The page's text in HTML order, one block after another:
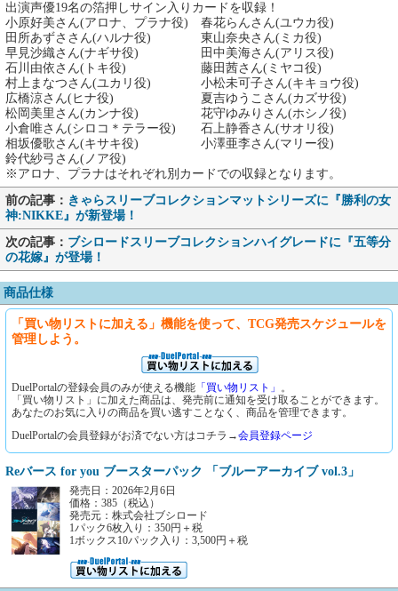
出演声優19名の箔押しサイン入りカードを収録！
小原好美さん(アロナ、プラナ役) 春花らんさん(ユウカ役)
田所あずささん(ハルナ役) 東山奈央さん(ミカ役)
早見沙織さん(ナギサ役) 田中美海さん(アリス役)
石川由依さん(トキ役) 藤田茜さん(ミヤコ役)
村上まなつさん(ユカリ役) 小松未可子さん(キキョウ役)
広橋涼さん(ヒナ役) 夏吉ゆうこさん(カズサ役)
松岡美里さん(カンナ役) 花守ゆみりさん(ホシノ役)
小倉唯さん(シロコ＊テラー役) 石上静香さん(サオリ役)
相坂優歌さん(キサキ役) 小澤亜李さん(マリー役)
鈴代紗弓さん(ノア役)
※アロナ、プラナはそれぞれ別カードでの収録となります。
前の記事： きゃらスリーブコレクションマットシリーズに『勝利の女
神:NIKKE』が新登場！
次の記事： ブシロードスリーブコレクションハイグレードに『五等分
の花嫁』が登場！
商品仕様
「買い物リストに加える」機能を使って、TCG発売スケジュールを
管理しよう。
DuelPortalの登録会員のみが使える機能 「買い物リスト」 。
「買い物リスト」に加えた商品は、発売前に通知を受け取ることができます。
あなたのお気に入りの商品を買い逃すことなく、商品を管理できます。
DuelPortalの会員登録がお済でない方はコチラ→会員登録ページ
Reバース for you ブースターパック 「ブルーアーカイブ vol.3」
発売日：2026年2月6日
価格：385（税込）
発売元：株式会社ブシロード
1パック6枚入り：350円＋税
1ボックス10パック入り：3,500円＋税